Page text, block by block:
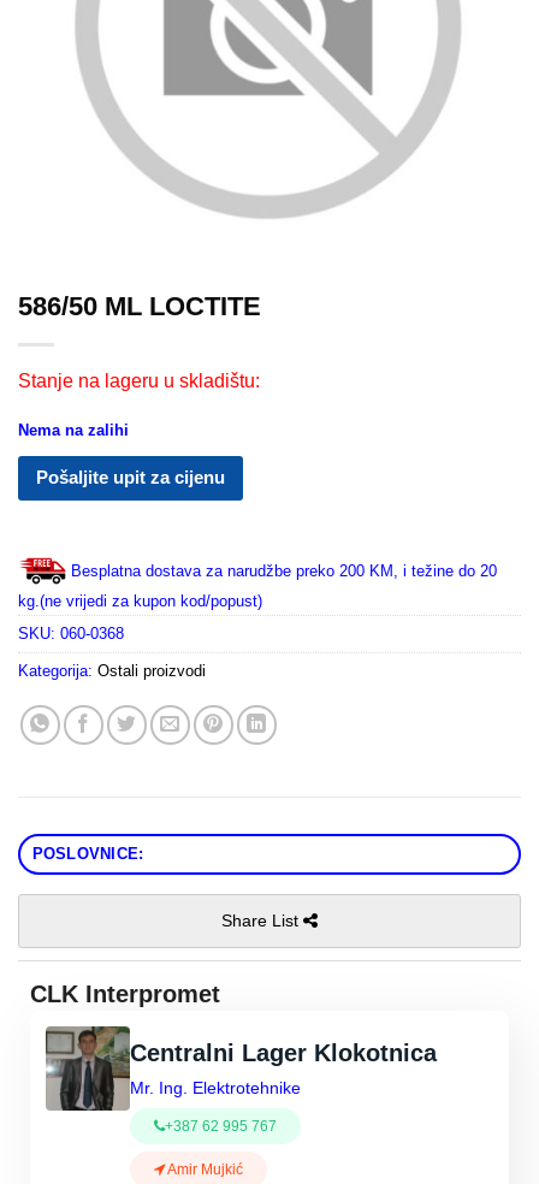
586/50 ML LOCTITE
Stanje na lageru u skladištu:
Nema na zalihi
Pošaljite upit za cijenu
Besplatna dostava za narudžbe preko 200 KM, i težine do 20
kg.(ne vrijedi za kupon kod/popust)
SKU: 060-0368
Kategorija: Ostali proizvodi
POSLOVNICE:
Share List
CLK Interpromet
Centralni Lager Klokotnica
Mr. Ing. Elektrotehnike
+387 62 995 767
Amir Mujkić